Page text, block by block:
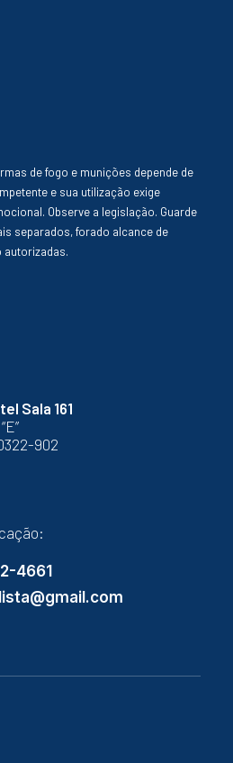
Sala 161
902
4661
de fogo e munições depende de
e sua utilização exige
Observe a legislação. Guarde
separados, forado alcance de
autorizadas.